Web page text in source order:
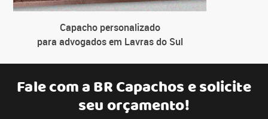
Capacho personalizado
para advogados em Lavras do Sul
Fale com aBR Capachose solicite
seu orçamento!